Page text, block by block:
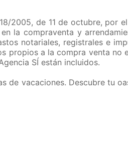
2005, de 11 de octubre, por
la compraventa y
notariales, registrales e
propios a la compra venta no
SÍ están incluidos.
de vacaciones. Descubre tu